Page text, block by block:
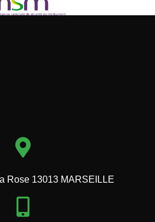
Rose 13013 MARSEILLE